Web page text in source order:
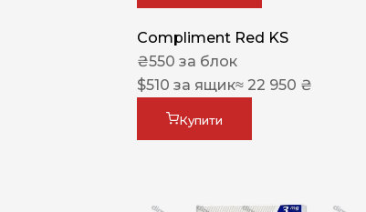
Compliment Red KS
₴550 за блок
$510 за ящик≈ 22 950 ₴
Купити